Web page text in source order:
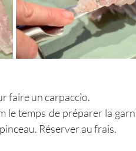
faire un carpaccio.
le temps de préparer la
Réserver au frais.